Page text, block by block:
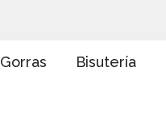
Gorras Bisutería
g
e